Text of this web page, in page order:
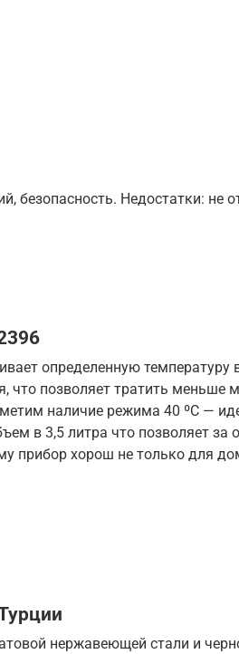
безопасность. Недостатки: не
определенную температуру
что позволяет тратить меньше
наличие режима 40 ºС —
в 3,5 литра что позволяет за
прибор хорош не только для
нержавеющей стали и